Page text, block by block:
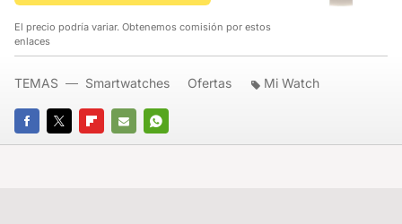
El precio podría variar. Obtenemos comisión por estos
enlaces
FACEBOOK
TWITTERFLIPBOARD
E-
WHATSAPP
TEMAS Smartwatches Ofertas Mi Watch